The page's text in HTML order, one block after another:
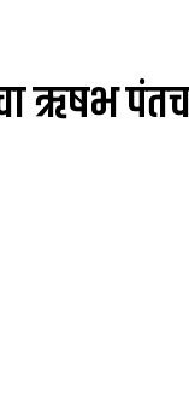
पंतचा